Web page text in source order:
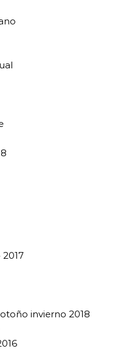
invierno 2018